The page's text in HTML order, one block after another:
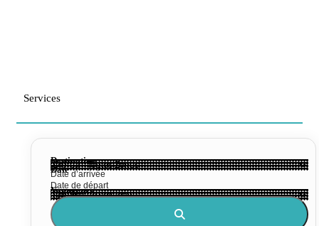
Services
Destination
Date
Voyageurs